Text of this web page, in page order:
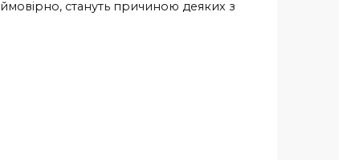
ймовірно, стануть причиною деяких з